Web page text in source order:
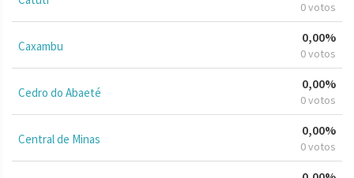
0 votos
Caxambu
0,00%
0 votos
Cedro do Abaeté
0,00%
0 votos
Central de Minas
0,00%
0 votos